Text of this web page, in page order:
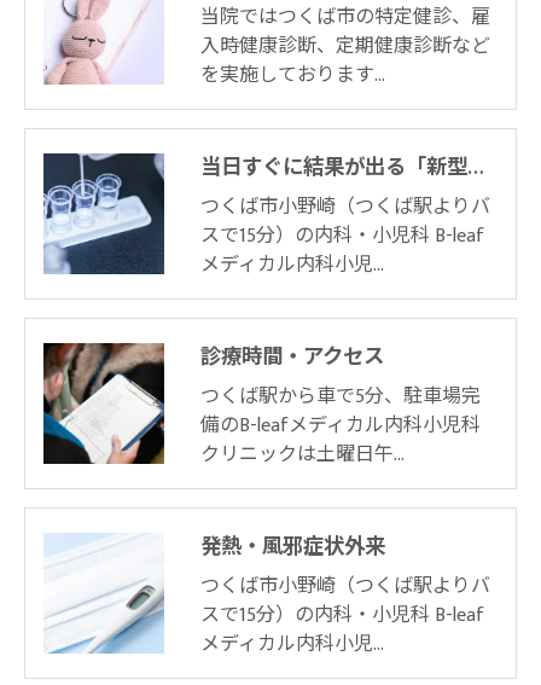
当院ではつくば市の特定健診、雇
入時健康診断、定期健康診断など
を実施しております…
当日すぐに結果が出る「新型コロナ遺伝子検査 ID-NOW」
つくば市小野崎（つくば駅よりバ
スで15分）の内科・小児科 B-leaf
メディカル内科小児…
診療時間・アクセス
つくば駅から車で5分、駐車場完
備のB-leafメディカル内科小児科
クリニックは土曜日午…
発熱・風邪症状外来
つくば市小野崎（つくば駅よりバ
スで15分）の内科・小児科 B-leaf
メディカル内科小児…
お問い合わせはこちら